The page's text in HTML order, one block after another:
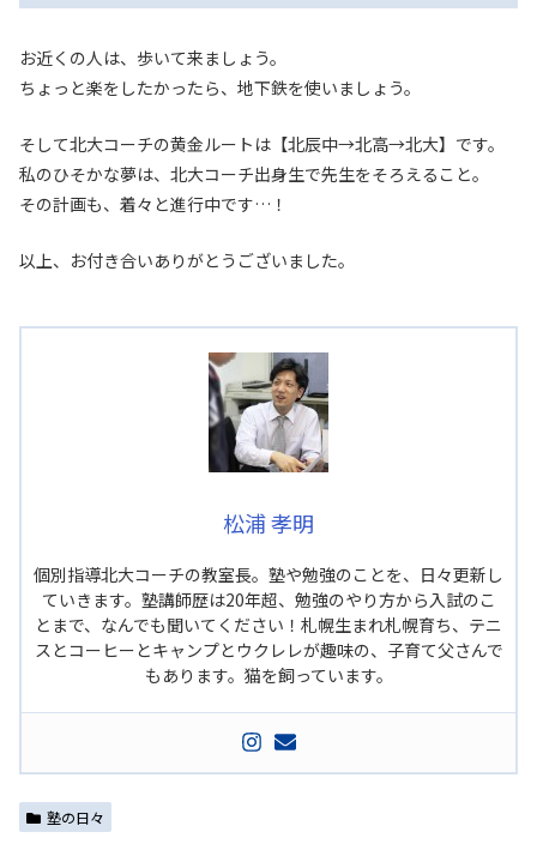
お近くの人は、歩いて来ましょう。
ちょっと楽をしたかったら、地下鉄を使いましょう。
そして北大コーチの黄金ルートは【北辰中→北高→北大】です。
私のひそかな夢は、北大コーチ出身生で先生をそろえること。
その計画も、着々と進行中です…！
以上、お付き合いありがとうございました。
松浦 孝明
個別指導北大コーチの教室長。塾や勉強のことを、日々更新し
ていきます。塾講師歴は20年超、勉強のやり方から入試のこ
とまで、なんでも聞いてください！札幌生まれ札幌育ち、テニ
スとコーヒーとキャンプとウクレレが趣味の、子育て父さんで
もあります。猫を飼っています。
塾の日々